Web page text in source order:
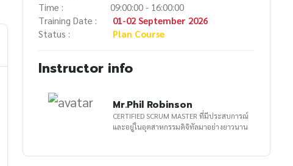
Time :
09:00:00 - 16:00:00
Training Date :
01-02 September 2026
Status :
Plan Course
Instructor info
Mr.Phil Robinson
CERTIFIED SCRUM MASTER ที่มีประสบการณ์
และอยู่ในอุตสาหกรรมดิจิทัลมาอย่างยาวนาน